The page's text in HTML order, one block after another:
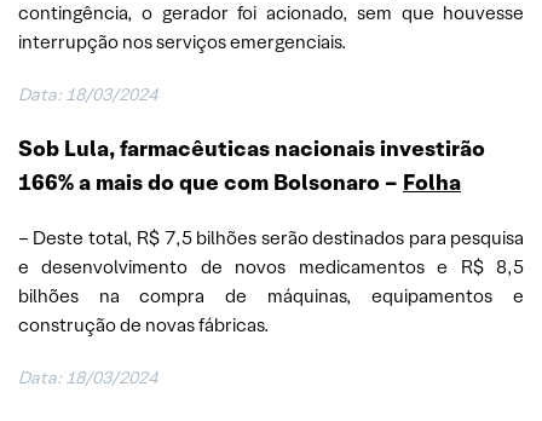
contingência, o gerador foi acionado, sem que houvesse
interrupção nos serviços emergenciais.
Data: 18/03/2024
Sob Lula, farmacêuticas nacionais investirão
166% a mais do que com Bolsonaro – Folha
– Deste total, R$ 7,5 bilhões serão destinados para pesquisa
e desenvolvimento de novos medicamentos e R$ 8,5
bilhões na compra de máquinas, equipamentos e
construção de novas fábricas.
Data: 18/03/2024